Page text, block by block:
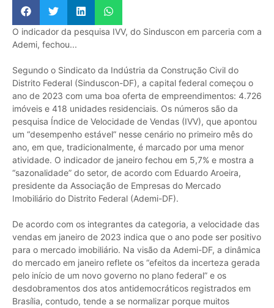
O indicador da pesquisa IVV, do Sinduscon em parceria com a
Ademi, fechou...
Segundo o Sindicato da Indústria da Construção Civil do
Distrito Federal (Sinduscon-DF), a capital federal começou o
ano de 2023 com uma boa oferta de empreendimentos: 4.726
imóveis e 418 unidades residenciais. Os números são da
pesquisa Índice de Velocidade de Vendas (IVV), que apontou
um “desempenho estável” nesse cenário no primeiro mês do
ano, em que, tradicionalmente, é marcado por uma menor
atividade. O indicador de janeiro fechou em 5,7% e mostra a
“sazonalidade” do setor, de acordo com Eduardo Aroeira,
presidente da Associação de Empresas do Mercado
Imobiliário do Distrito Federal (Ademi-DF).
De acordo com os integrantes da categoria, a velocidade das
vendas em janeiro de 2023 indica que o ano pode ser positivo
para o mercado imobiliário. Na visão da Ademi-DF, a dinâmica
do mercado em janeiro reflete os “efeitos da incerteza gerada
pelo início de um novo governo no plano federal” e os
desdobramentos dos atos antidemocráticos registrados em
Brasília, contudo, tende a se normalizar porque muitos